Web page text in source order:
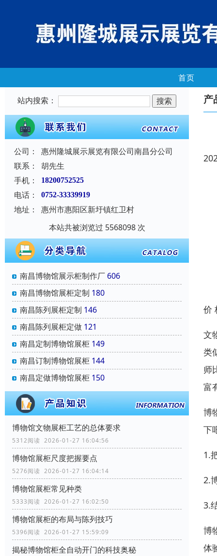
首页
站内搜索：
公司：
惠州隆城展示展览有限公司南昌分公司
联系：
胡先生
手机：
18200752525
电话： 0752-33339919
地址：
惠州市惠阳区新圩镇红卫村
本站共被浏览过 5568098 次
南昌博物馆展示柜制作厂 606
南昌博物馆展柜定制 180
南昌陈列展柜定制 146
南昌陈列展柜定做 121
南昌定制博物馆展柜 149
南昌订制博物馆展柜 144
南昌定做博物馆展柜 150
博物馆文物展柜工艺的总体要求
5312阅读 2026-01-27 16:04:56
博物馆展柜尺度把握要点
5276阅读 2026-01-27 16:04:14
博物馆展柜常见种类
5333阅读 2026-01-27 16:02:50
博物馆展柜的布局与陈列技巧
5396阅读 2026-01-27 15:59:09
揭秘博物馆柜全自动开门的科技奥秘
产
价
文
类
师
富
博
下
1.
2.
3.
博
体